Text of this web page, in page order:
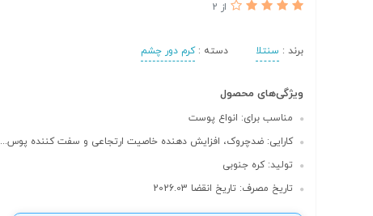
از 2
برند : سنتلا دسته :کرم دور چشم
ویژگی‌های محصول
مناسب برای: انواع پوست
کارایی: ضدچروک، افزایش دهنده خاصیت ارتجاعی و سفت کننده پوس...
تولید: کره جنوبی
تاریخ مصرف: تاریخ انقضا 2026.03